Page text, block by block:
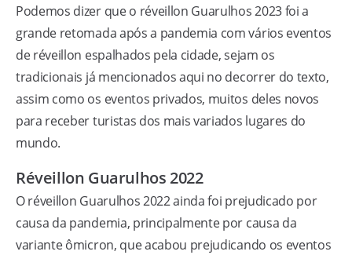
Podemos dizer que o réveillon Guarulhos 2023 foi a
grande retomada após a pandemia com vários eventos
de réveillon espalhados pela cidade, sejam os
tradicionais já mencionados aqui no decorrer do texto,
assim como os eventos privados, muitos deles novos
para receber turistas dos mais variados lugares do
mundo.
Réveillon Guarulhos 2022
O réveillon Guarulhos 2022 ainda foi prejudicado por
causa da pandemia, principalmente por causa da
variante ômicron, que acabou prejudicando os eventos